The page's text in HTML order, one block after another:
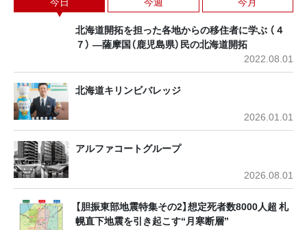
北海道開拓を担った各地からの移住者に学ぶ （４
７） ―薩摩国（鹿児島県）民の北海道開拓
2022.08.01
北海道キリンビバレッジ
2026.01.01
アルファコートグループ
2026.08.01
【胆振東部地震特集その2】想定死者数8000人超 札
幌直下地震を引き起こす“月寒断層”